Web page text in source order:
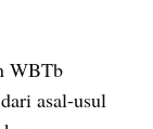
WBTb
asal-usul